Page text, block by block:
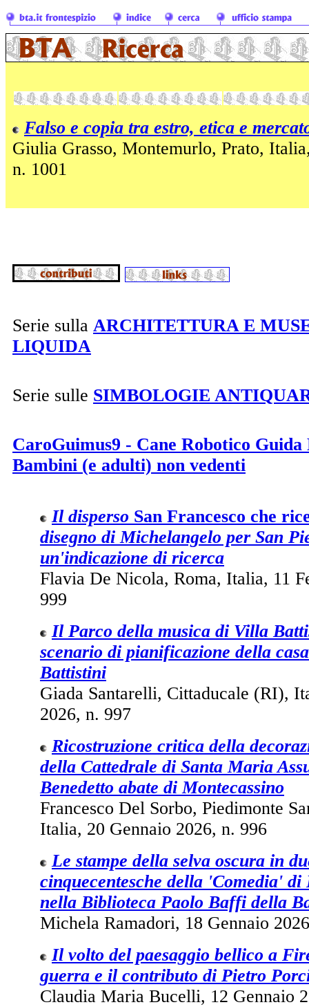
Falso e copia tra estro, etica e
Giulia Grasso, Montemurlo, Prato,
n. 1001
Serie sulla ARCHITETTURA E
LIQUIDA
Serie sulle SIMBOLOGIE
CaroGuimus9 - Cane Robotico Guida
Bambini (e adulti) non vedenti
Il disperso San Francesco che
disegno di Michelangelo per San
un'indicazione di ricerca
Flavia De Nicola, Roma, Italia, 11
999
Il Parco della musica di Villa
scenario di pianificazione della
Battistini
Giada Santarelli, Cittaducale (RI),
2026, n. 997
Ricostruzione critica della
della Cattedrale di Santa Maria
Benedetto abate di Montecassino
Francesco Del Sorbo, Piedimonte
Italia, 20 Gennaio 2026, n. 996
Le stampe della selva oscura in
cinquecentesche della 'Comedia'
nella Biblioteca Paolo Baffi della
Michela Ramadori, 18 Gennaio
Il volto del paesaggio bellico a
guerra e il contributo di Pietro
Claudia Maria Bucelli, 12 Gennaio